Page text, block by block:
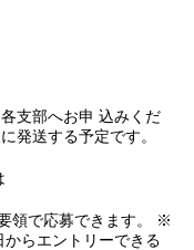
支部へお申 込みくだ
発送する予定です。
領で応募できます。 ※
らエントリーできる